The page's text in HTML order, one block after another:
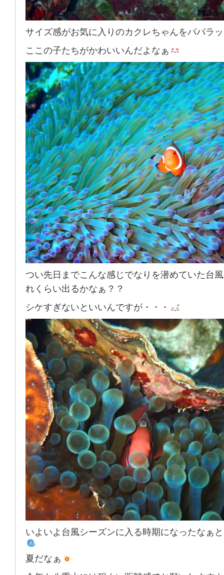
サイズ感がお気に入りのカクレちゃんをパパラ
ここの子たちがかわいいんだよなぁ
つい先日までこんな感じでなりを潜めていた台
れくらい出るかなぁ？？
シケすぎないといいんですが・・・
いよいよ台風シーズンに入る時期になったなぁ
夏だなぁ